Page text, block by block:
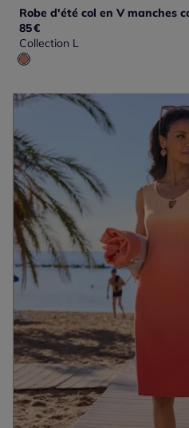
Robe d'été col en V manches
85€
Collection L